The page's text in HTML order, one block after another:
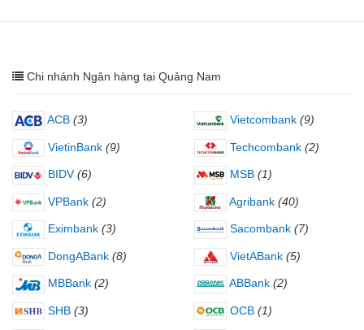
Chi nhánh Ngân hàng tại Quảng Nam
ACB (3) Vietcombank (9)
VietinBank (9) Techcombank (2)
BIDV (6) MSB (1)
VPBank (2) Agribank (40)
Eximbank (3) Sacombank (7)
DongABank (8) VietABank (5)
MBBank (2) ABBank (2)
SHB (3) OCB (1)